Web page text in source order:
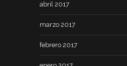
abril 2017
marzo 2017
febrero 2017